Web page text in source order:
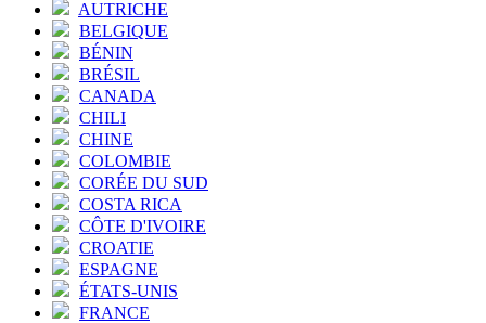
AUTRICHE
BELGIQUE
BÉNIN
BRÉSIL
CANADA
CHILI
CHINE
COLOMBIE
CORÉE DU SUD
COSTA RICA
CÔTE D'IVOIRE
CROATIE
ESPAGNE
ÉTATS-UNIS
FRANCE